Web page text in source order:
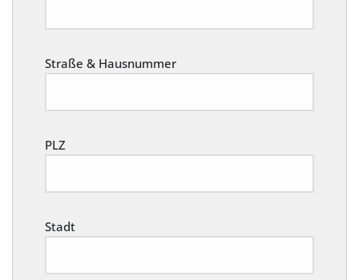
Straße & Hausnummer
PLZ
Stadt